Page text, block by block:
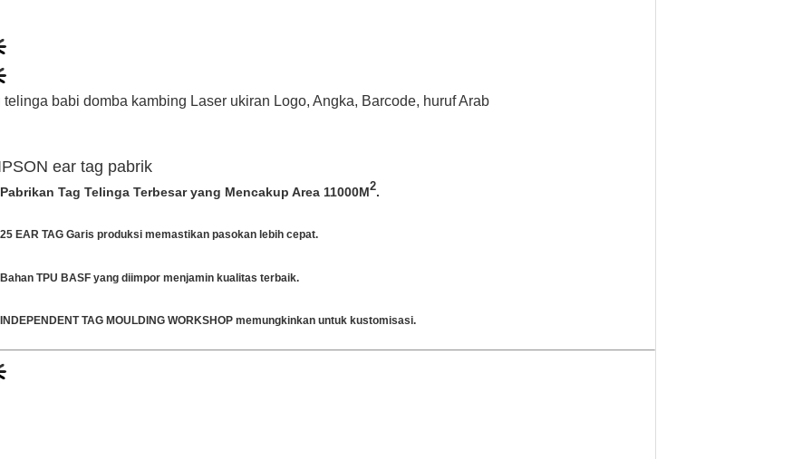
telinga babi domba kambing Laser ukiran Logo, Angka, Barcode, huruf Arab
ear tag pabrik
Pabrikan Tag Telinga Terbesar yang Mencakup Area 11000M2.
25 EAR TAG Garis produksi memastikan pasokan lebih cepat.
Bahan TPU BASF yang diimpor menjamin kualitas terbaik.
INDEPENDENT TAG MOULDING WORKSHOP memungkinkan untuk kustomisasi.